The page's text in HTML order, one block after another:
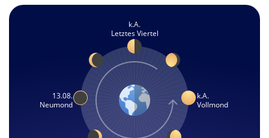
k.A.
Letztes Viertel
13.08.
Neumond
k.A.
Vollmond